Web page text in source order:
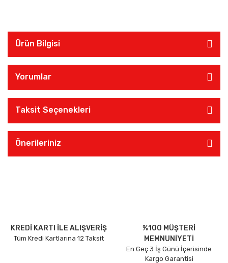
Ürün Bilgisi
Yorumlar
Taksit Seçenekleri
Önerileriniz
KREDİ KARTI İLE ALIŞVERİŞ
Tüm Kredi Kartlarına 12 Taksit
%100 MÜŞTERİ
MEMNUNİYETİ
En Geç 3 İş Günü İçerisinde
Kargo Garantisi